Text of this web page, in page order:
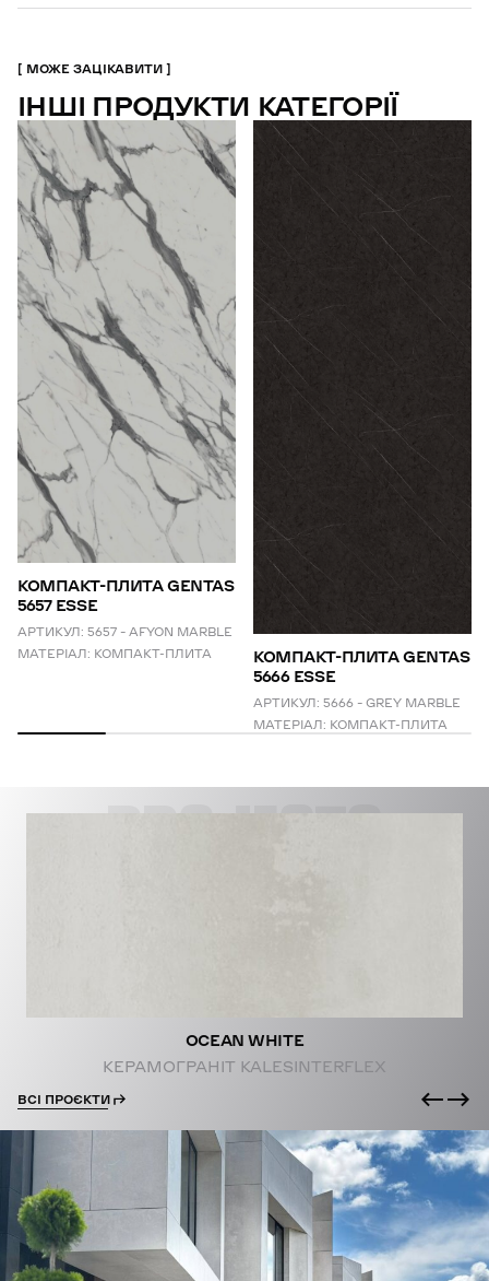
МОЖЕ ЗАЦІКАВИТИ
ІНШІ ПРОДУКТИ КАТЕГОРІЇ
КОМПАКТ-ПЛИТА GENTAS
5657 ESSE
АРТИКУЛ: 5657 – AFYON MARBLE
МАТЕРІАЛ: КОМПАКТ-ПЛИТА
КОМПАКТ-ПЛИТА GENTAS
5666 ESSE
АРТИКУЛ: 5666 – GREY MARBLE
МАТЕРІАЛ: КОМПАКТ-ПЛИТА
PROJECTS
OCEAN WHITE
КЕРАМОГРАНІТ KALESINTERFLEX
ВСІ ПРОЄКТИ